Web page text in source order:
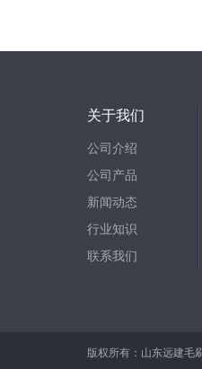
关于我们
公司介绍
公司产品
新闻动态
行业知识
联系我们
版权所有：山东远建毛